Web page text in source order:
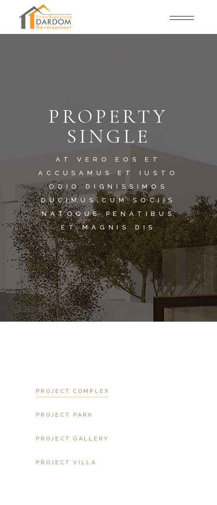
PROPERTY
SINGLE
AT VERO EOS ET
ACCUSAMUS ET IUSTO
ODIO DIGNISSIMOS
DUCIMUS.CUM SOCIIS
NATOQUE PENATIBUS
ET MAGNIS DIS
PROJECT COMPLEX
PROJECT PARK
PROJECT GALLERY
PROJECT VILLA